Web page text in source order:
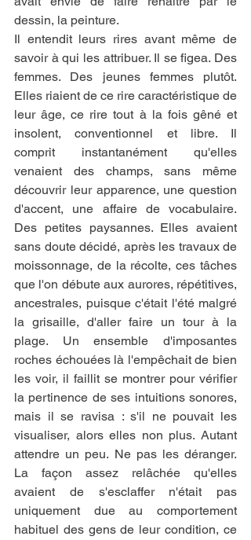
dessin, la peinture.
Il entendit leurs rires avant même de
savoir à qui les attribuer. Il se figea. Des
femmes. Des jeunes femmes plutôt.
Elles riaient de ce rire caractéristique de
leur âge, ce rire tout à la fois gêné et
insolent, conventionnel et libre. Il
comprit instantanément qu'elles
venaient des champs, sans même
découvrir leur apparence, une question
d'accent, une affaire de vocabulaire.
Des petites paysannes. Elles avaient
sans doute décidé, après les travaux de
moissonnage, de la récolte, ces tâches
que l'on débute aux aurores, répétitives,
ancestrales, puisque c'était l'été malgré
la grisaille, d'aller faire un tour à la
plage. Un ensemble d'imposantes
roches échouées là l'empêchait de bien
les voir, il faillit se montrer pour vérifier
la pertinence de ses intuitions sonores,
mais il se ravisa : s'il ne pouvait les
visualiser, alors elles non plus. Autant
attendre un peu. Ne pas les déranger.
La façon assez relâchée qu'elles
avaient de s'esclaffer n'était pas
uniquement due au comportement
habituel des gens de leur condition, ce